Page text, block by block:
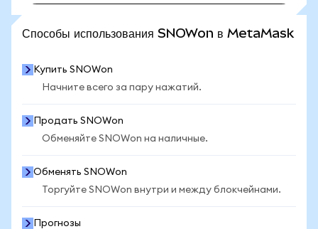
Способы использования SNOWon в MetaMask
Купить SNOWon
Начните всего за пару нажатий.
Продать SNOWon
Обменяйте SNOWon на наличные.
Обменять SNOWon
Торгуйте SNOWon внутри и между блокчейнами.
Прогнозы